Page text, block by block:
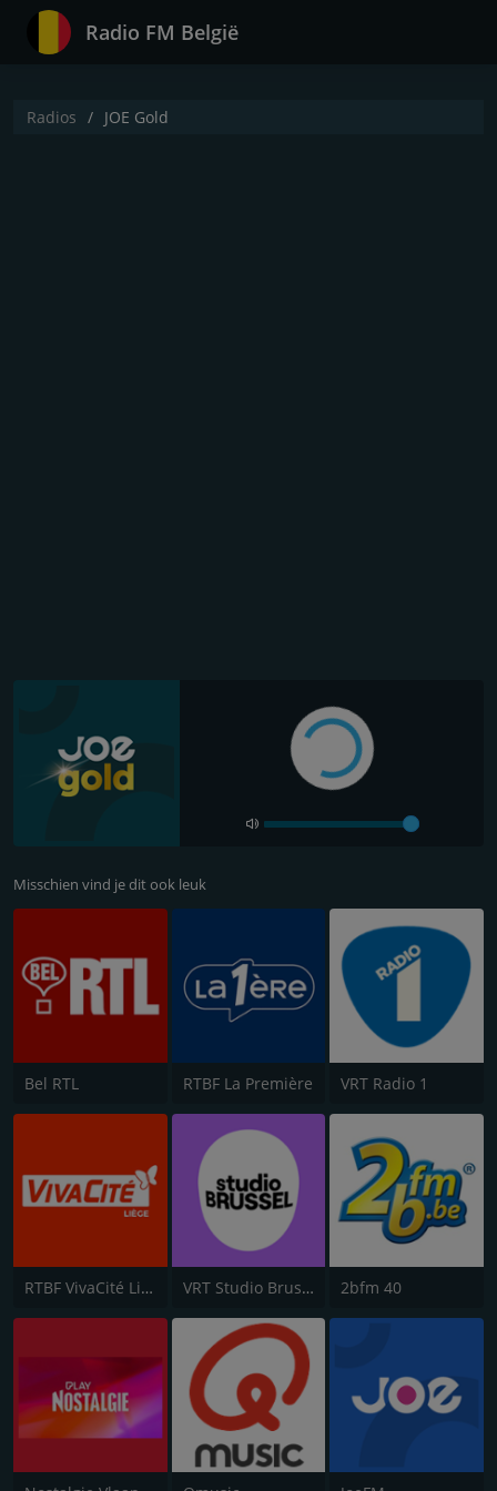
Radio FM België
Radios JOE Gold
Misschien vind je dit ook leuk
Bel RTL RTBF La Première VRT Radio 1
RTBF VivaCité Liège VRT Studio Brussel 2bfm 40